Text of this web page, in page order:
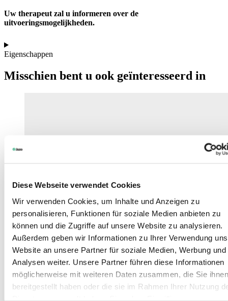
Diese Webseite verwendet Cookies
Wir verwenden Cookies, um Inhalte und Anzeigen zu
personalisieren, Funktionen für soziale Medien anbieten zu
können und die Zugriffe auf unsere Website zu analysieren.
Außerdem geben wir Informationen zu Ihrer Verwendung
Website an unsere Partner für soziale Medien, Werbung und
Analysen weiter. Unsere Partner führen diese Informationen
möglicherweise mit weiteren Daten zusammen, die Sie ihnen
bereitgestellt haben oder die sie im Rahmen Ihrer Nutzung
Uw therapeut zal u informeren over de
uitvoeringsmogelijkheden.
Eigenschappen
Misschien bent u ook geïnteresseerd in